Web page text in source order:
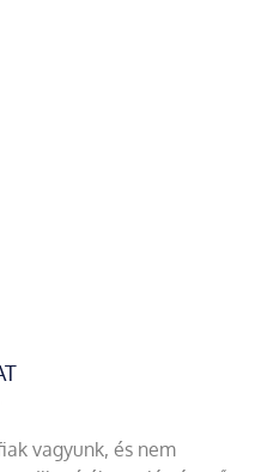
vagyunk, és nem